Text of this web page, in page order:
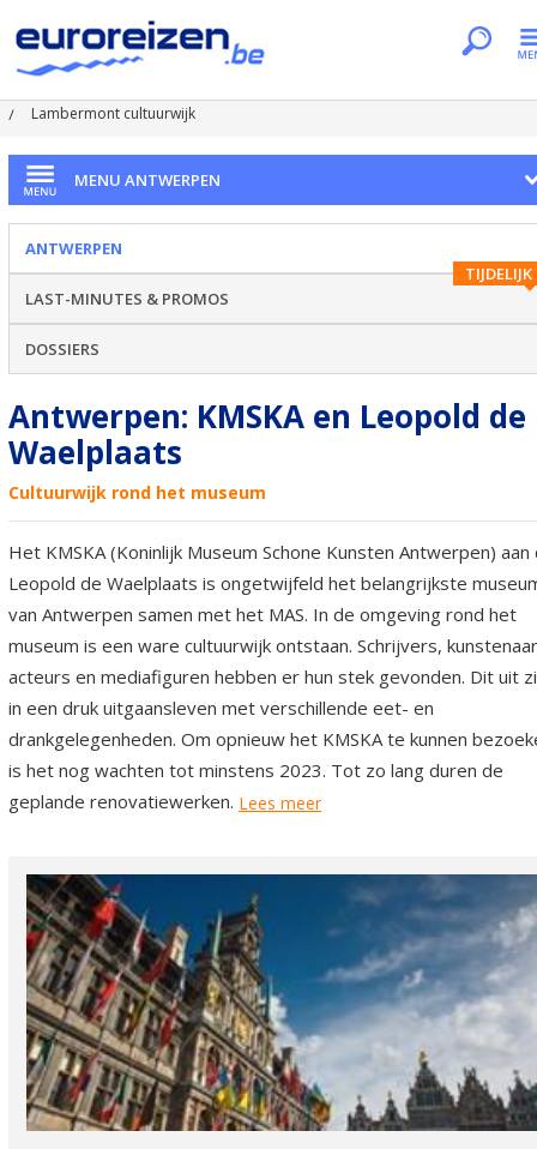
Lambermont cultuurwijk
MENU ANTWERPEN
ANTWERPEN
TIJDELIJK
LAST-MINUTES & PROMOS
DOSSIERS
Antwerpen: KMSKA en Leopold de
Waelplaats
Cultuurwijk rond het museum
Het KMSKA (Koninlijk Museum Schone Kunsten Antwerpen) aan
Leopold de Waelplaats is ongetwijfeld het belangrijkste
van Antwerpen samen met het MAS. In de omgeving rond het
museum is een ware cultuurwijk ontstaan. Schrijvers,
acteurs en mediafiguren hebben er hun stek gevonden. Dit uit
in een druk uitgaansleven met verschillende eet- en
drankgelegenheden. Om opnieuw het KMSKA te kunnen
is het nog wachten tot minstens 2023. Tot zo lang duren de
geplande renovatiewerken. Lees meer